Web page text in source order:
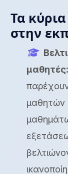
Τα
στην
μαθητές:
μαθητών